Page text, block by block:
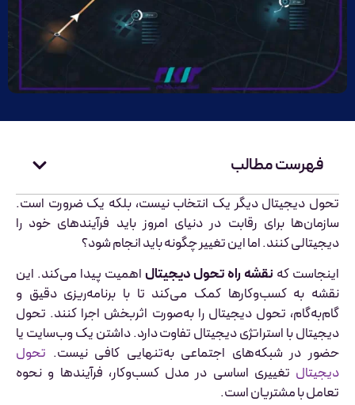
فهرست مطالب
تحول دیجیتال دیگر یک انتخاب نیست، بلکه یک ضرورت است.
سازمان‌ها برای رقابت در دنیای امروز باید فرآیندهای خود را
دیجیتالی کنند. اما این تغییر چگونه باید انجام شود؟
اینجاست که نقشه راه تحول دیجیتالاهمیت پیدا می‌کند. این
نقشه به کسب‌وکارها کمک می‌کند تا با برنامه‌ریزی دقیق و
گام‌به‌گام، تحول دیجیتال را به‌صورت اثربخش اجرا کنند. تحول
دیجیتال با استراتژی دیجیتال تفاوت دارد. داشتن یک وب‌سایت یا
حضور در شبکه‌های اجتماعی به‌تنهایی کافی نیست. تحول
دیجیتال تغییری اساسی در مدل کسب‌وکار، فرآیندها و نحوه
تعامل با مشتریان است.